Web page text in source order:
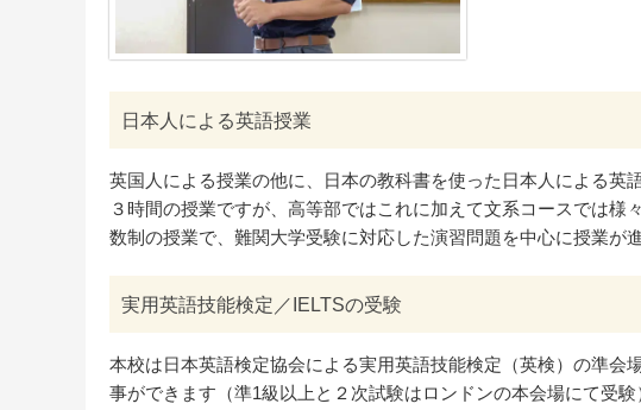
日本人による英語授業
英国人による授業の他に、日本の教科書を使った日本人による英
３時間の授業ですが、高等部ではこれに加えて文系コースでは
数制の授業で、難関大学受験に対応した演習問題を中心に授業が
実用英語技能検定／IELTSの受験
本校は日本英語検定協会による実用英語技能検定（英検）の準会
事ができます（準1級以上と２次試験はロンドンの本会場にて受